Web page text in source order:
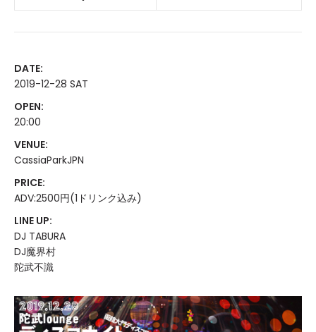
DATE:
2019-12-28 SAT
OPEN:
20:00
VENUE:
CassiaParkJPN
PRICE:
ADV:2500円(1ドリンク込み)
LINE UP:
DJ TABURA
DJ魔界村
陀武不識